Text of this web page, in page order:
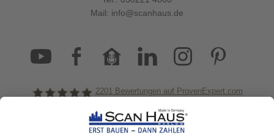
Mail: info@scanhaus.de
ScanHaus Marlow
2201 Bewertungen auf ProvenExpert.com